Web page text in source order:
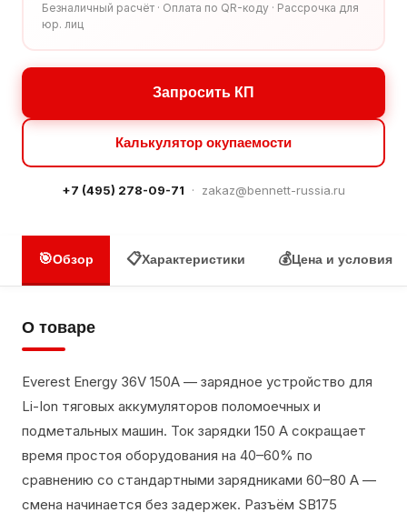
Безналичный расчёт · Оплата по QR-коду · Рассрочка для
юр. лиц
Запросить КП
Калькулятор окупаемости
+7 (495) 278-09-71 · zakaz@bennett-russia.ru
🎯Обзор 📋Характеристики 💰Цена и условия
О товаре
Everest Energy 36V 150A — зарядное устройство для
Li-Ion тяговых аккумуляторов поломоечных и
подметальных машин. Ток зарядки 150 А сокращает
время простоя оборудования на 40–60% по
сравнению со стандартными зарядниками 60–80 А —
смена начинается без задержек. Разъём SB175